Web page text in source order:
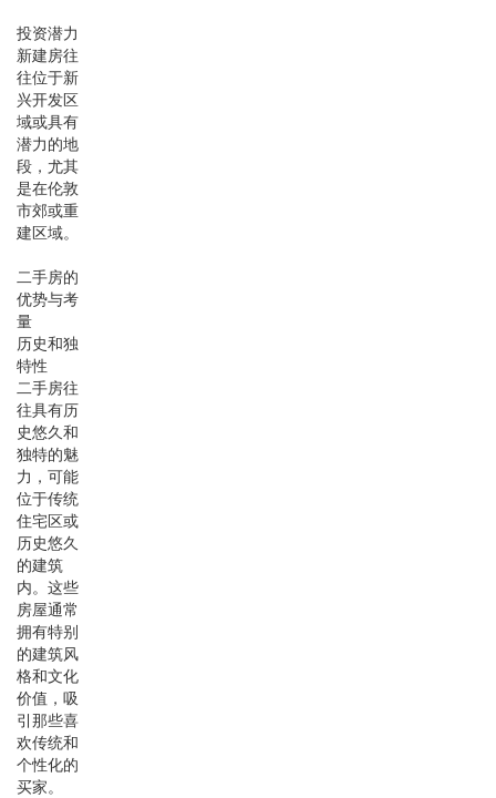
投资潜力
新建房往
往位于新
兴开发区
域或具有
潜力的地
段，尤其
是在伦敦
市郊或重
建区域。
二手房的
优势与考
量
历史和独
特性
二手房往
往具有历
史悠久和
独特的魅
力，可能
位于传统
住宅区或
历史悠久
的建筑
内。这些
房屋通常
拥有特别
的建筑风
格和文化
价值，吸
引那些喜
欢传统和
个性化的
买家。